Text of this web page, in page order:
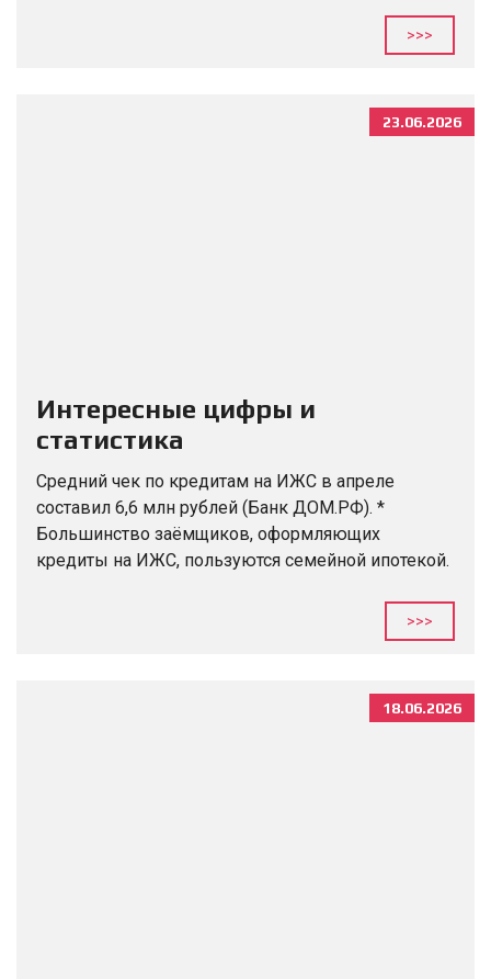
специалисты, анализирующие возможности и
>>>
23.06.2026
Интересные цифры и
статистика
Средний чек по кредитам на ИЖС в апреле
составил 6,6 млн рублей (Банк ДОМ.РФ). *
Большинство заёмщиков, оформляющих
кредиты на ИЖС, пользуются семейной ипотекой.
>>>
18.06.2026